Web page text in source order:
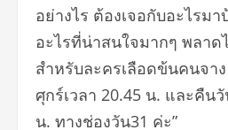
อย่างไร ต้องเจอกับอะไรม
อะไรที่น่าสนใจมากๆ พลาด
สำหรับละครเลือดข้นคนจา
ศุกร์เวลา 20.45 น. และคืนวั
น. ทางช่องวัน31 ค่ะ”